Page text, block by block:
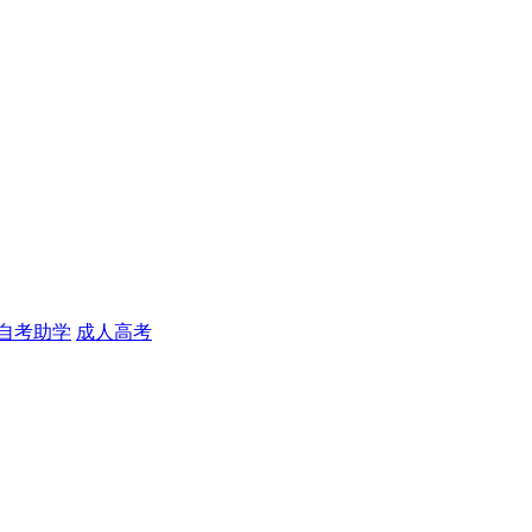
考助学 成人高考